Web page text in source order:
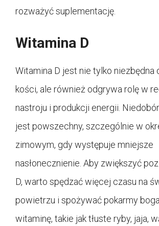
rozważyć suplementację.
Witamina D
Witamina D jest nie tylko niezbędna
kości, ale również odgrywa rolę w
nastroju i produkcji energii.
jest powszechny, szczególnie w
zimowym, gdy występuje mniejsze
nasłonecznienie. Aby zwiększyć
D, warto spędzać więcej czasu na
powietrzu i spożywać pokarmy
witaminę, takie jak tłuste ryby, jaja,